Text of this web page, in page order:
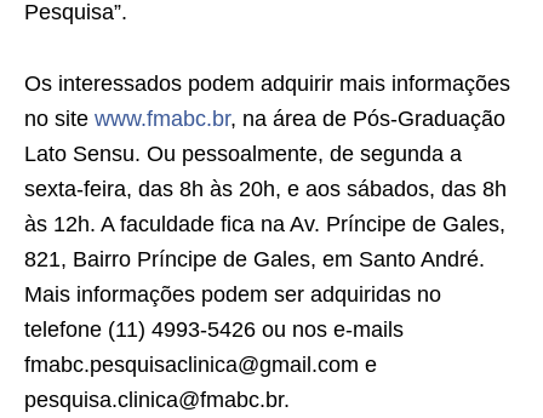
Pesquisa”.
Os interessados podem adquirir mais informações
no site www.fmabc.br, na área de Pós-Graduação
Lato Sensu. Ou pessoalmente, de segunda a
sexta-feira, das 8h às 20h, e aos sábados, das 8h
às 12h. A faculdade fica na Av. Príncipe de Gales,
821, Bairro Príncipe de Gales, em Santo André.
Mais informações podem ser adquiridas no
telefone (11) 4993-5426 ou nos e-mails
fmabc.pesquisaclinica@gmail.com e
pesquisa.clinica@fmabc.br.